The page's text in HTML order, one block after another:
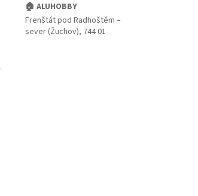
🏠 ALUHOBBY
Frenštát pod Radhoštěm –
sever (Žuchov), 744 01